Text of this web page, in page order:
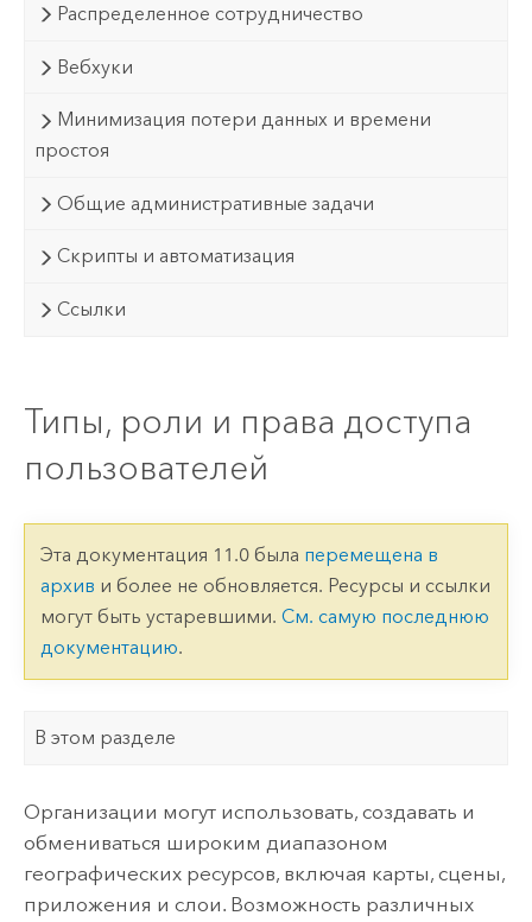
Распределенное сотрудничество
Вебхуки
Минимизация потери данных и времени
простоя
Общие административные задачи
Скрипты и автоматизация
Ссылки
Типы, роли и права доступа
пользователей
Эта документация 11.0 была перемещена в
архив и более не обновляется. Ресурсы и ссылки
могут быть устаревшими. См. самую последнюю
документацию.
В этом разделе
Организации могут использовать, создавать и
обмениваться широким диапазоном
географических ресурсов, включая карты, сцены,
приложения и слои. Возможность различных